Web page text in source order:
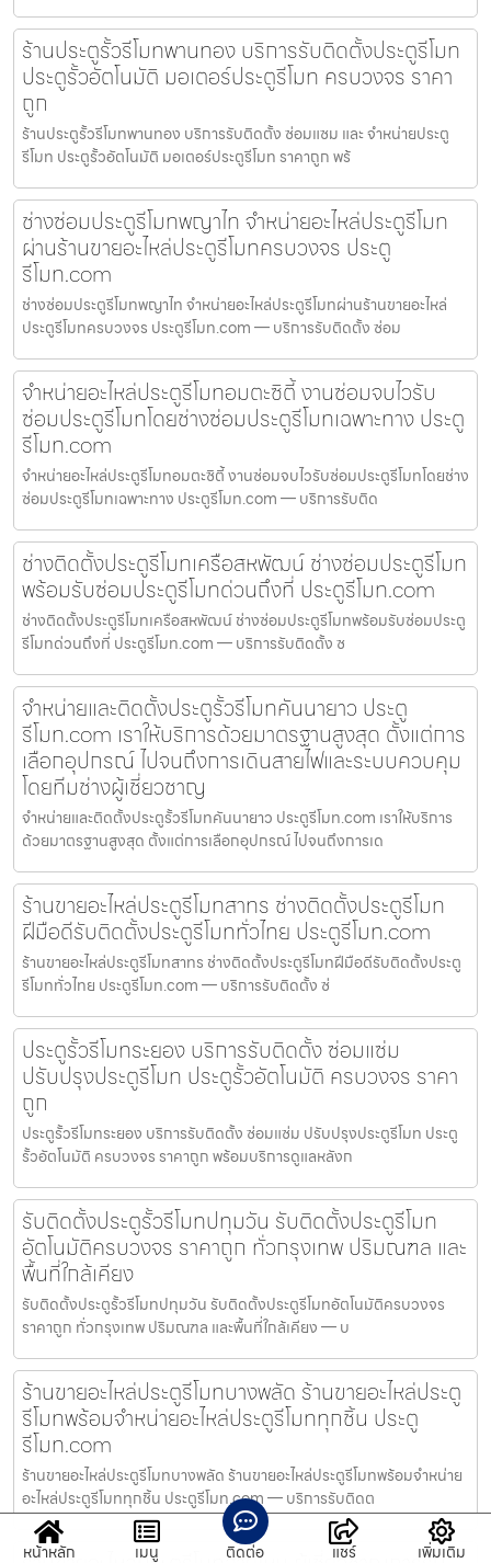
ร้านประตูรั้วรีโมทพานทอง บริการรับติดตั้งประตูรีโมท
ประตูรั้วอัตโนมัติ มอเตอร์ประตูรีโมท ครบวงจร ราคา
ถูก
ร้านประตูรั้วรีโมทพานทอง บริการรับติดตั้ง ซ่อมแซม และ จำหน่ายประตู
รีโมท ประตูรั้วอัตโนมัติ มอเตอร์ประตูรีโมท ราคาถูก พร้
ช่างซ่อมประตูรีโมทพญาไท จำหน่ายอะไหล่ประตูรีโมท
ผ่านร้านขายอะไหล่ประตูรีโมทครบวงจร ประตู
รีโมท.com
ช่างซ่อมประตูรีโมทพญาไท จำหน่ายอะไหล่ประตูรีโมทผ่านร้านขายอะไหล่
ประตูรีโมทครบวงจร ประตูรีโมท.com — บริการรับติดตั้ง ซ่อม
จำหน่ายอะไหล่ประตูรีโมทอมตะซิตี้ งานซ่อมจบไวรับ
ซ่อมประตูรีโมทโดยช่างซ่อมประตูรีโมทเฉพาะทาง ประตู
รีโมท.com
จำหน่ายอะไหล่ประตูรีโมทอมตะซิตี้ งานซ่อมจบไวรับซ่อมประตูรีโมทโดยช่าง
ซ่อมประตูรีโมทเฉพาะทาง ประตูรีโมท.com — บริการรับติด
ช่างติดตั้งประตูรีโมทเครือสหพัฒน์ ช่างซ่อมประตูรีโมท
พร้อมรับซ่อมประตูรีโมทด่วนถึงที่ ประตูรีโมท.com
ช่างติดตั้งประตูรีโมทเครือสหพัฒน์ ช่างซ่อมประตูรีโมทพร้อมรับซ่อมประตู
รีโมทด่วนถึงที่ ประตูรีโมท.com — บริการรับติดตั้ง ซ
จำหน่ายและติดตั้งประตูรั้วรีโมทคันนายาว ประตู
รีโมท.com เราให้บริการด้วยมาตรฐานสูงสุด ตั้งแต่การ
เลือกอุปกรณ์ ไปจนถึงการเดินสายไฟและระบบควบคุม
โดยทีมช่างผู้เชี่ยวชาญ
จำหน่ายและติดตั้งประตูรั้วรีโมทคันนายาว ประตูรีโมท.com เราให้บริการ
ด้วยมาตรฐานสูงสุด ตั้งแต่การเลือกอุปกรณ์ ไปจนถึงการเด
ร้านขายอะไหล่ประตูรีโมทสาทร ช่างติดตั้งประตูรีโมท
ฝีมือดีรับติดตั้งประตูรีโมททั่วไทย ประตูรีโมท.com
ร้านขายอะไหล่ประตูรีโมทสาทร ช่างติดตั้งประตูรีโมทฝีมือดีรับติดตั้งประตู
รีโมททั่วไทย ประตูรีโมท.com — บริการรับติดตั้ง ซ่
ประตูรั้วรีโมทระยอง บริการรับติดตั้ง ซ่อมแซ่ม
ปรับปรุงประตูรีโมท ประตูรั้วอัตโนมัติ ครบวงจร ราคา
ถูก
ประตูรั้วรีโมทระยอง บริการรับติดตั้ง ซ่อมแซ่ม ปรับปรุงประตูรีโมท ประตู
รั้วอัตโนมัติ ครบวงจร ราคาถูก พร้อมบริการดูแลหลังก
รับติดตั้งประตูรั้วรีโมทปทุมวัน รับติดตั้งประตูรีโมท
อัตโนมัติครบวงจร ราคาถูก ทั่วกรุงเทพ ปริมณฑล และ
พื้นที่ใกล้เคียง
รับติดตั้งประตูรั้วรีโมทปทุมวัน รับติดตั้งประตูรีโมทอัตโนมัติครบวงจร
ราคาถูก ทั่วกรุงเทพ ปริมณฑล และพื้นที่ใกล้เคียง — บ
ร้านขายอะไหล่ประตูรีโมทบางพลัด ร้านขายอะไหล่ประตู
รีโมทพร้อมจำหน่ายอะไหล่ประตูรีโมททุกชิ้น ประตู
รีโมท.com
ร้านขายอะไหล่ประตูรีโมทบางพลัด ร้านขายอะไหล่ประตูรีโมทพร้อมจำหน่าย
อะไหล่ประตูรีโมททุกชิ้น ประตูรีโมท.com — บริการรับติดต
หน้าหลัก เมนู ติดต่อ แชร์ เพิ่มเติม